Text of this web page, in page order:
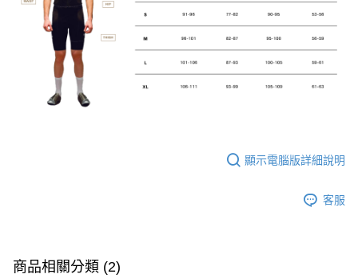
顯示電腦版詳細說明
客服
商品相關分類 (2)